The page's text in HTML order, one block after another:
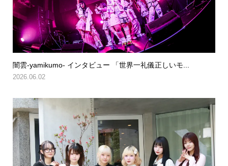
闇雲-yamikumo- インタビュー 「世界一礼儀正しいモ...
2026.06.02